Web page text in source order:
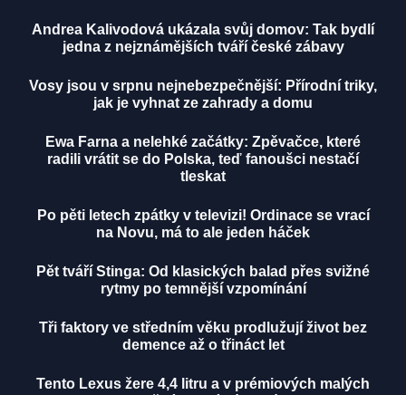
Andrea Kalivodová ukázala svůj domov: Tak bydlí
jedna z nejznámějších tváří české zábavy
Vosy jsou v srpnu nejnebezpečnější: Přírodní triky,
jak je vyhnat ze zahrady a domu
Ewa Farna a nelehké začátky: Zpěvačce, které
radili vrátit se do Polska, teď fanoušci nestačí
tleskat
Po pěti letech zpátky v televizi! Ordinace se vrací
na Novu, má to ale jeden háček
Pět tváří Stinga: Od klasických balad přes svižné
rytmy po temnější vzpomínání
Tři faktory ve středním věku prodlužují život bez
demence až o třináct let
Tento Lexus žere 4,4 litru a v prémiových malých